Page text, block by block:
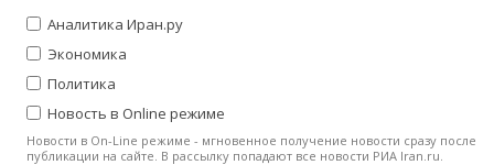
Аналитика Иран.ру
Экономика
Политика
Новость в Online режиме
Новости в On-Line режиме - мгновенное получение новости сразу после
публикации на сайте. В рассылку попадают все новости РИА Iran.ru.